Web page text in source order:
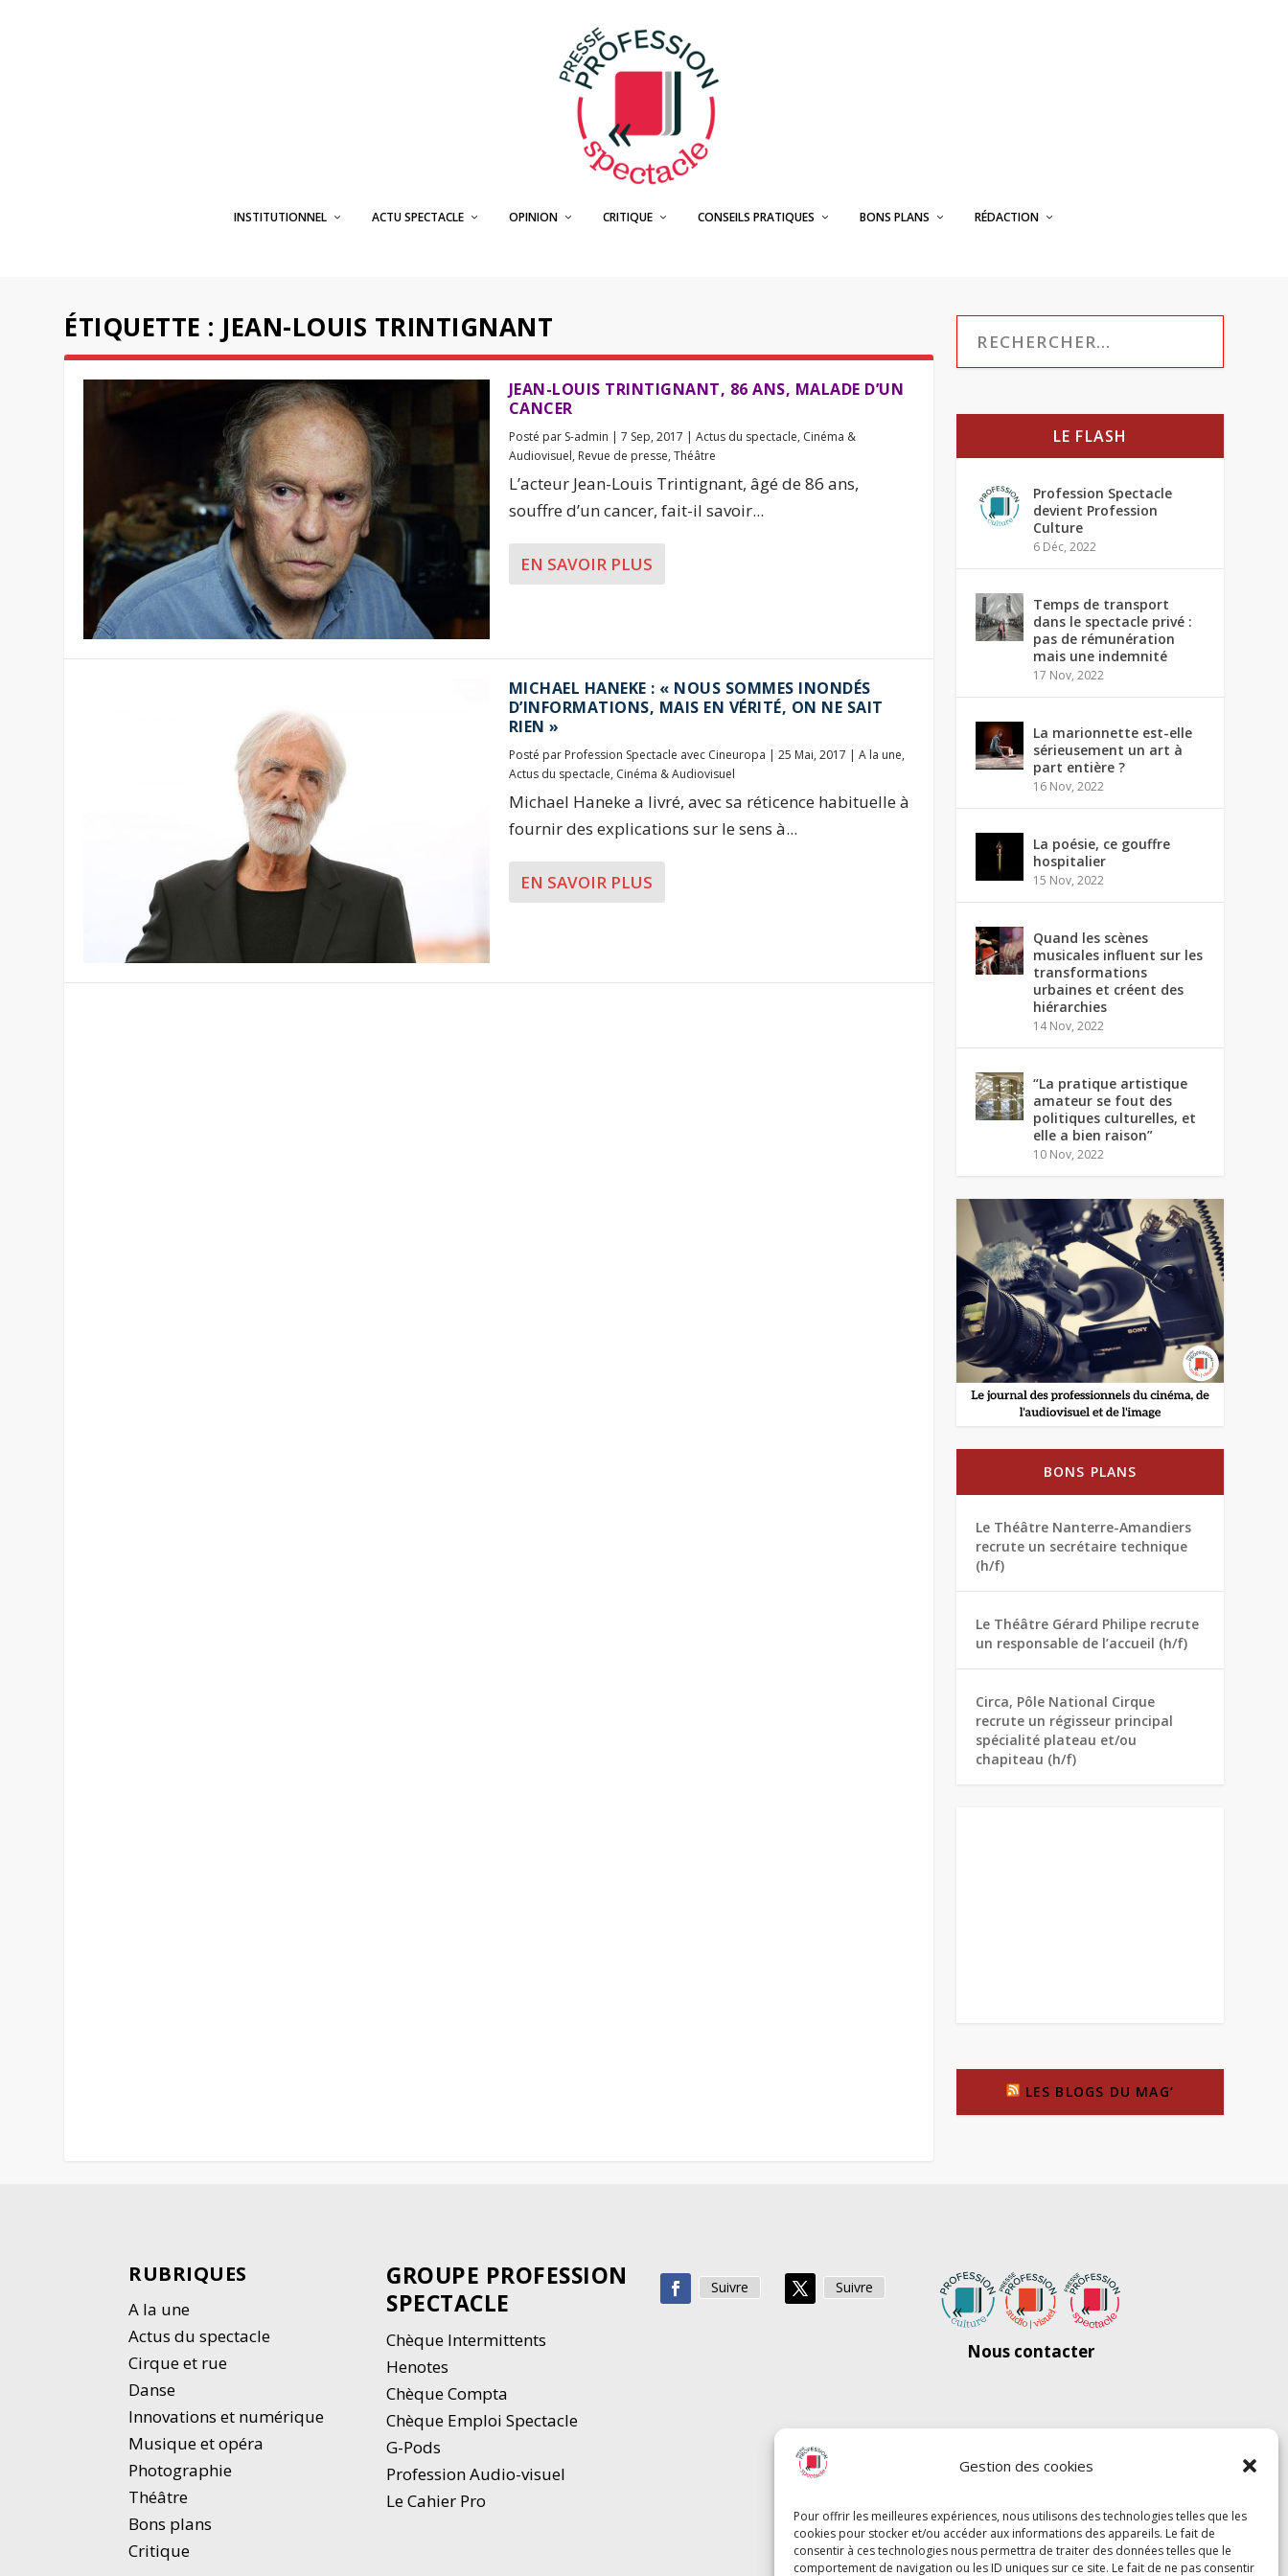
Gestion des cookies
Pour offrir les meilleures expériences, nous utilisons des technologies telles que les
cookies pour stocker et/ou accéder aux informations des appareils. Le fait de
consentir à ces technologies nous permettra de traiter des données telles que le
comportement de navigation ou les ID uniques sur ce site. Le fait de ne pas consentir
INSTITUTIONNEL ACTU SPECTACLE OPINION CRITIQUE CONSEILS PRATIQUES BONS PLANS RÉDACTION
ÉTIQUETTE : JEAN-LOUIS TRINTIGNANT
JEAN-LOUIS TRINTIGNANT, 86 ANS, MALADE D’UN
CANCER
Posté par S-admin | 7 Sep, 2017 | Actus du spectacle, Cinéma &
Audiovisuel, Revue de presse, Théâtre
L’acteur Jean-Louis Trintignant, âgé de 86 ans,
souffre d’un cancer, fait-il savoir...
EN SAVOIR PLUS
MICHAEL HANEKE : « NOUS SOMMES INONDÉS
D’INFORMATIONS, MAIS EN VÉRITÉ, ON NE SAIT
RIEN »
Posté par Profession Spectacle avec Cineuropa | 25 Mai, 2017 | A la une,
Actus du spectacle, Cinéma & Audiovisuel
Michael Haneke a livré, avec sa réticence habituelle à
fournir des explications sur le sens à...
EN SAVOIR PLUS
LE FLASH
Profession Spectacle
devient Profession
Culture
6 Déc, 2022
Temps de transport
dans le spectacle privé :
pas de rémunération
mais une indemnité
17 Nov, 2022
La marionnette est-elle
sérieusement un art à
part entière ?
16 Nov, 2022
La poésie, ce gouffre
hospitalier
15 Nov, 2022
Quand les scènes
musicales influent sur les
transformations
urbaines et créent des
hiérarchies
14 Nov, 2022
“La pratique artistique
amateur se fout des
politiques culturelles, et
elle a bien raison”
10 Nov, 2022
BONS PLANS
Le Théâtre Nanterre-Amandiers
recrute un secrétaire technique
(h/f)
Le Théâtre Gérard Philipe recrute
un responsable de l’accueil (h/f)
Circa, Pôle National Cirque
recrute un régisseur principal
spécialité plateau et/ou
chapiteau (h/f)
LES BLOGS DU MAG’
RUBRIQUES
A la une
Actus du spectacle
Cirque et rue
Danse
Innovations et numérique
Musique et opéra
Photographie
Théâtre
Bons plans
Critique
GROUPE PROFESSION
SPECTACLE
Chèque Intermittents
Henotes
Chèque Compta
Chèque Emploi Spectacle
G-Pods
Profession Audio-visuel
Le Cahier Pro
Suivre Suivre
Nous contacter